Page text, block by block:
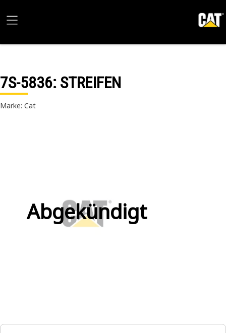
7S-5836: STREIFEN
Marke: Cat
Abgekündigt